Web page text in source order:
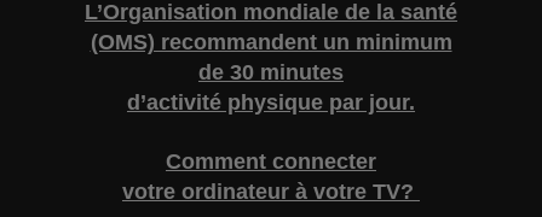
L’Organisation mondiale de la santé
(OMS) recommandent un minimum
de 30 minutes
d’activité physique par jour.
Comment connecter
votre ordinateur à votre TV?